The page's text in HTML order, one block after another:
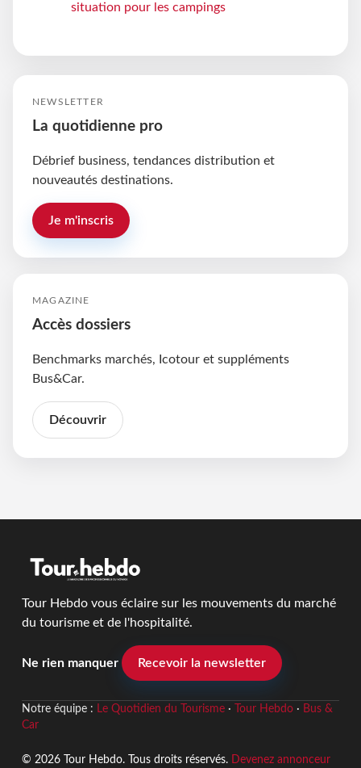
situation pour les campings
NEWSLETTER
La quotidienne pro
Débrief business, tendances distribution et
nouveautés destinations.
Je m'inscris
MAGAZINE
Accès dossiers
Benchmarks marchés, Icotour et suppléments
Bus&Car.
Découvrir
Tour Hebdo vous éclaire sur les mouvements du marché
du tourisme et de l'hospitalité.
Ne rien manquer Recevoir la newsletter
Notre équipe : Le Quotidien du Tourisme· Tour Hebdo· Bus &
Car
© 2026 Tour Hebdo. Tous droits réservés. Devenez annonceur